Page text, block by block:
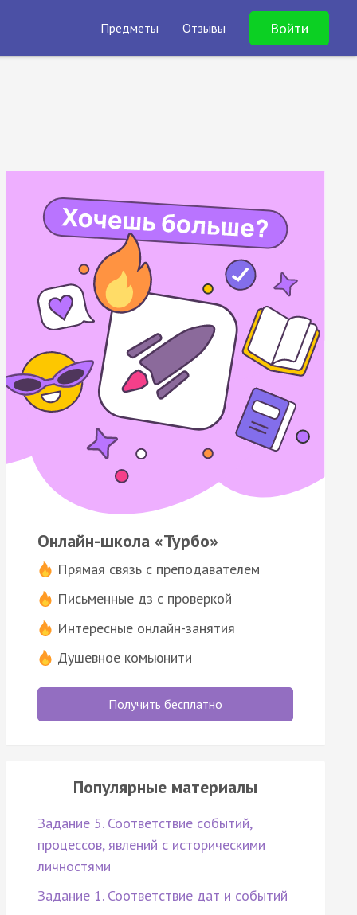
Предметы Отзывы Войти
Онлайн-школа «Турбо»
Прямая связь с преподавателем
Письменные дз с проверкой
Интересные онлайн-занятия
Душевное комьюнити
Получить бесплатно
Популярные материалы
Задание 5. Соответствие событий,
процессов, явлений с историческими
личностями
Задание 1. Соответствие дат и событий